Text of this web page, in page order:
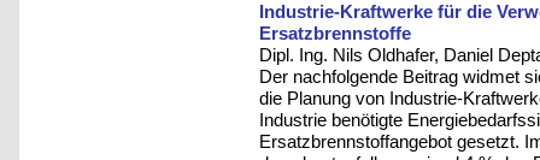
Industrie-Kraftwerke für die
Ersatzbrennstoffe
Dipl. Ing. Nils Oldhafer, Daniel
Der nachfolgende Beitrag widmet
die Planung von Industrie-
Industrie benötigte
Ersatzbrennstoffangebot gesetzt.